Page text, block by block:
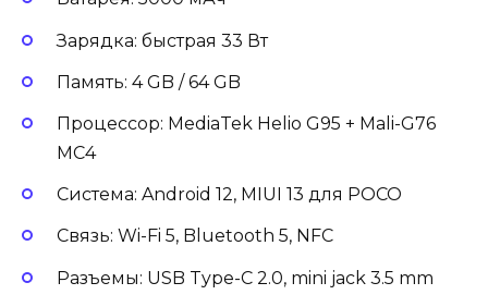
Зарядка: быстрая 33 Вт
Память: 4 GB / 64 GB
Процессор: MediaTek Helio G95 + Mali-G76
MC4
Система: Android 12, MIUI 13 для POCO
Связь: Wi-Fi 5, Bluetooth 5, NFC
Разъемы: USB Type-C 2.0, mini jack 3.5 mm